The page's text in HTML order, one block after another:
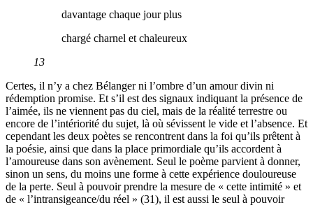
davantage chaque jour plus
chargé charnel et chaleureux
13
Certes, il n’y a chez Bélanger ni l’ombre d’un amour divin ni
rédemption promise. Et s’il est des signaux indiquant la présence de
l’aimée, ils ne viennent pas du ciel, mais de la réalité terrestre ou
encore de l’intériorité du sujet, là où sévissent le vide et l’absence. Et
cependant les deux poètes se rencontrent dans la foi qu’ils prêtent à
la poésie, ainsi que dans la place primordiale qu’ils accordent à
l’amoureuse dans son avènement. Seul le poème parvient à donner,
sinon un sens, du moins une forme à cette expérience douloureuse
de la perte. Seul à pouvoir prendre la mesure de « cette intimité » et
de « l’intransigeance/du réel » (31), il est aussi le seul à pouvoir